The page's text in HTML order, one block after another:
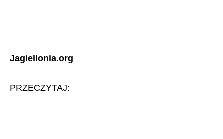
Jagiellonia.org
PRZECZYTAJ: